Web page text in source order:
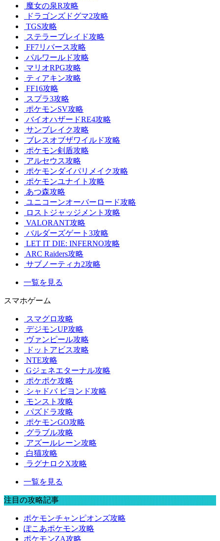
魔女の泉R攻略
ドラゴンズドグマ2攻略
TGS攻略
ステラーブレイド攻略
FF7リバース攻略
パルワールド攻略
マリオRPG攻略
ティアキン攻略
FF16攻略
スプラ3攻略
ポケモンSV攻略
バイオハザードRE4攻略
サンブレイク攻略
ブレスオブザワイルド攻略
ポケモン剣盾攻略
アルセウス攻略
ポケモンダイパリメイク攻略
ポケモンユナイト攻略
あつ森攻略
ユニコーンオーバーロード攻略
ロストジャッジメント攻略
VALORANT攻略
バルダーズゲート3攻略
LET IT DIE: INFERNO攻略
ARC Raiders攻略
サブノーティカ2攻略
一覧を見る
スマホゲーム
スマグロ攻略
デジモンUP攻略
ヴァンピール攻略
ドットアビス攻略
NTE攻略
Gジェネエターナル攻略
ポケポケ攻略
シャドバ ビヨンド攻略
モンスト攻略
パズドラ攻略
ポケモンGO攻略
グラブル攻略
アズールレーン攻略
白猫攻略
ラグナロクX攻略
一覧を見る
注目の攻略記事
ポケモンチャンピオンズ攻略
ぽこあポケモン攻略
ポケモンZA攻略